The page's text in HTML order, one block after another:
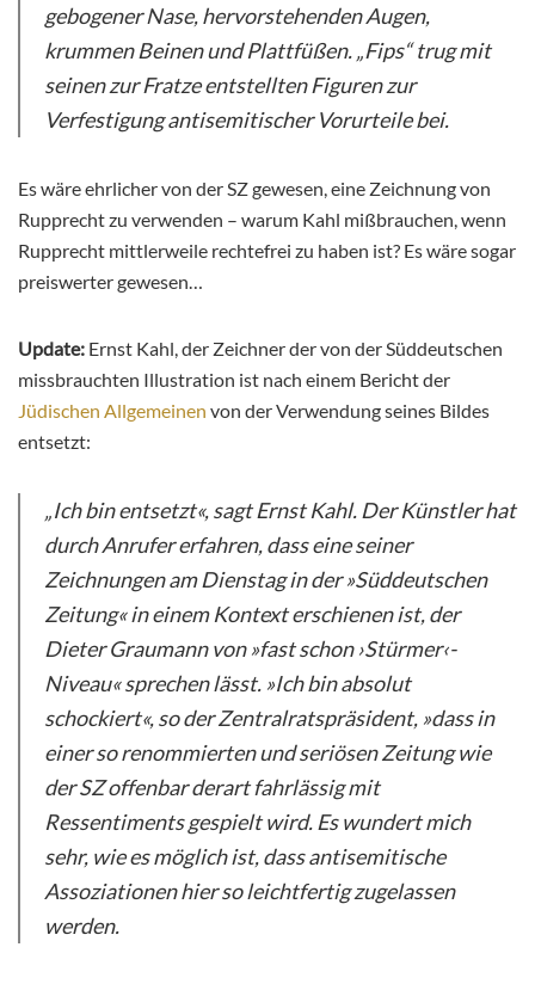
gebogener Nase, hervorstehenden Augen,
krummen Beinen und Plattfüßen. „Fips“ trug mit
seinen zur Fratze entstellten Figuren zur
Verfestigung antisemitischer Vorurteile bei.
Es wäre ehrlicher von der SZ gewesen, eine Zeichnung von
Rupprecht zu verwenden – warum Kahl mißbrauchen, wenn
Rupprecht mittlerweile rechtefrei zu haben ist? Es wäre sogar
preiswerter gewesen…
Update: Ernst Kahl, der Zeichner der von der Süddeutschen
missbrauchten Illustration ist nach einem Bericht der
Jüdischen Allgemeinen von der Verwendung seines Bildes
entsetzt:
„Ich bin entsetzt«, sagt Ernst Kahl. Der Künstler hat
durch Anrufer erfahren, dass eine seiner
Zeichnungen am Dienstag in der »Süddeutschen
Zeitung« in einem Kontext erschienen ist, der
Dieter Graumann von »fast schon ›Stürmer‹-
Niveau« sprechen lässt. »Ich bin absolut
schockiert«, so der Zentralratspräsident, »dass in
einer so renommierten und seriösen Zeitung wie
der SZ offenbar derart fahrlässig mit
Ressentiments gespielt wird. Es wundert mich
sehr, wie es möglich ist, dass antisemitische
Assoziationen hier so leichtfertig zugelassen
werden.